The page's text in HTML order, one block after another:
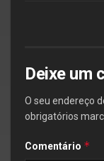
Deixe um
O seu endereço
obrigatórios
Comentário *